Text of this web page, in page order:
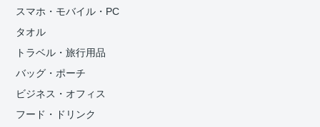
スマホ・モバイル・PC
タオル
トラベル・旅行用品
バッグ・ポーチ
ビジネス・オフィス
フード・ドリンク